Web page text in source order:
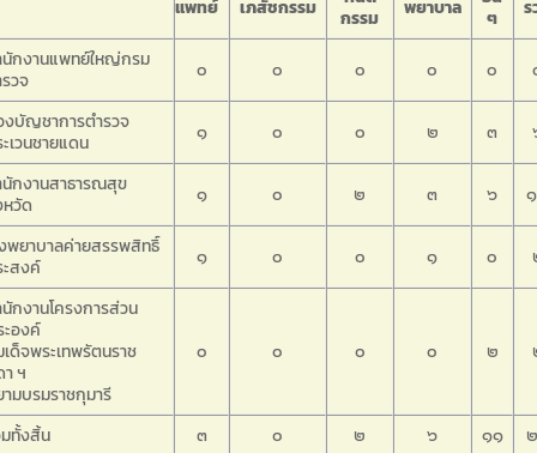
แพทย์
เภสัชกรรม
กรรม
พยาบาล
ๆ
กงานแพทย์ใหญ่กรม
วจ
๐ ๐ ๐ ๐ ๐
บัญชาการตำรวจ
เวนชายแดน
๑ ๐ ๐ ๒ ๓
กงานสาธารณสุข
วัด
๑ ๐ ๒ ๓ ๖
พยาบาลค่ายสรรพสิทธิ์
สงค์
๑ ๐ ๐ ๑ ๐
กงานโครงการส่วน
องค์
ด็จพระเทพรัตนราช
ฯ
มบรมราชกุมารี
๐ ๐ ๐ ๐ ๒
ทั้งสิ้น ๓ ๐ ๒ ๖ ๑๑